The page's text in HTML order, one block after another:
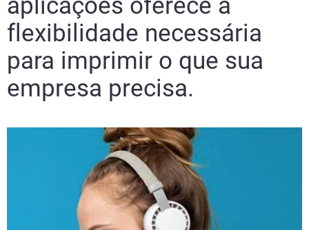
aplicações oferece a
flexibilidade necessária
para imprimir o que sua
empresa precisa.